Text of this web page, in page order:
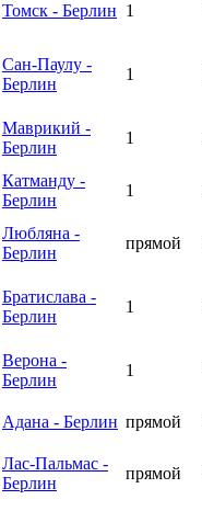
Томск - Берлин 1
Сан-Паулу -
Берлин
1
Маврикий -
Берлин
1
Катманду -
Берлин
1
Любляна -
Берлин
прямой
Братислава -
Берлин
1
Верона -
Берлин
1
Адана - Берлин прямой
Лас-Пальмас -
Берлин
прямой